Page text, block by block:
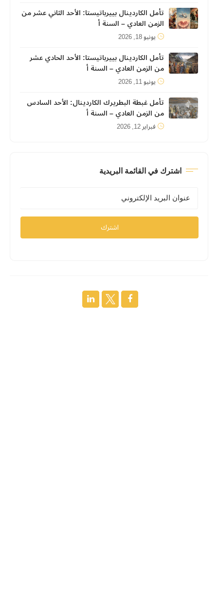
تأمل الكاردينال بييرباتيستا: الأحد الثاني عشر من
الزمن العادي – السنة أ
يونيو 18, 2026
تأمل الكاردينال بييرباتيستا: الأحد الحادي عشر
من الزمن العادي – السنة أ
يونيو 11, 2026
تأمل غبطة البطريرك الكاردينال: الأحد السادس
من الزمن العادي – السنة أ
فبراير 12, 2026
اشترك في القائمة البريدية
اشترك